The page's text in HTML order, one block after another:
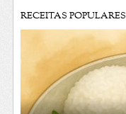
RECEITAS POPULARES